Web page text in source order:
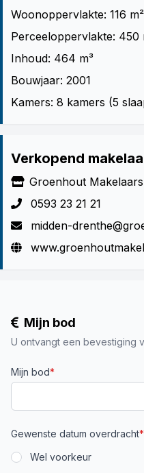
Woonoppervlakte: 116 m²
Perceeloppervlakte: 450
Inhoud: 464 m³
Bouwjaar: 2001
Kamers: 8 kamers (5
Verkopend
Groenhout Makelaars
0593 23 21 21
midden-
Mijn bod
U ontvangt een bevestiging
Mijn bod*
Gewenste datum overdracht*
Wel voorkeur